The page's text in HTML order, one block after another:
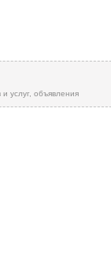
услуг, объявления